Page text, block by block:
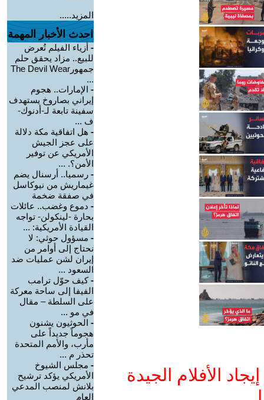
الأفلام الجيدة
المزيد.....
احدث الأخبار المهمة
- أزياء الفيلم تُعرض
للبيع.. مزاد يحقق حلم
جمهورThe Devil Wear
...
- الإمارات.. هجوم
إيراني بصاروخ يستهدف
سفينة تابعة لـ-أدنوك-
ف ...
- هل اتفاقية مكة دلالة
على عجز الجيش
الأمريكي عن توفير
الأمن؟. ...
- رسميا.. أرسنال يضم
غيماريش من نيوكاسل
في صفقة ضخمة
- دموع وغضب.. عائلات
بحارة -لينكولن- تواجه
القيادة الأمريكية: ...
- مسؤول حوثي: لا
نحتاج إلى أوامر من
إيران لشن عمليات ضد
السعود ...
-كيف حوّل ترامب
الفيفا إلى ساحة معركة
على السلطة – مقال
في مو ...
- الحوثيون يشنون
هجوماً جديداً على
مأرب، والأمم المتحدة
تحذر م ...
- مجلس الشيوخ
الأمريكي يؤكد ترشيح
بلانش لمنصب المدعي
العام